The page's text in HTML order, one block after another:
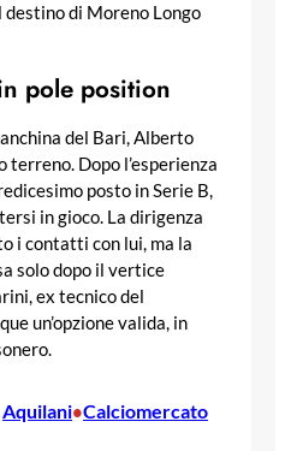
di Moreno Longo
pole position
del Bari, Alberto
terreno. Dopo l’esperienza
posto in Serie B,
in gioco. La dirigenza
i contatti con lui, ma la
solo dopo il vertice
ex tecnico del
un’opzione valida, in
Aquilani•Calciomercato